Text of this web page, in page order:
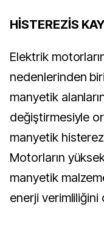
HİSTEREZİS
Elektrik
nedenlerinden
manyetik
değiştirmesiyle
manyetik
Motorların
manyetik
enerji verimliliğini